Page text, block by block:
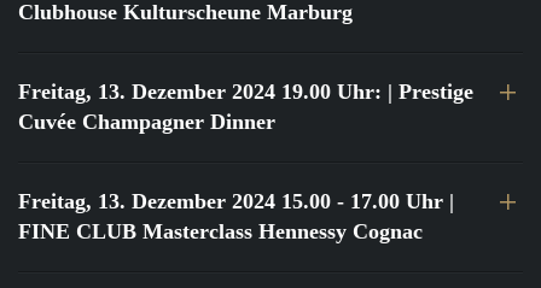
Clubhouse Kulturscheune Marburg
Freitag, 13. Dezember 2024 19.00 Uhr: | Prestige
Cuvée Champagner Dinner
Freitag, 13. Dezember 2024 15.00 - 17.00 Uhr |
FINE CLUB Masterclass Hennessy Cognac